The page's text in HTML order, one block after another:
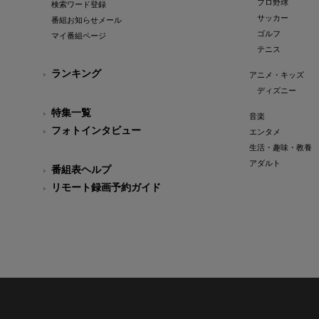
検索ワード登録
番組お知らせメール
マイ番組ページ
ランキング
特集一覧
フォトインタビュー
番組表ヘルプ
リモート録画予約ガイド
プロ野球
サッカー
ゴルフ
テニス
アニメ・キッズ
ディズニー
音楽
エンタメ
生活・趣味・教養
アダルト